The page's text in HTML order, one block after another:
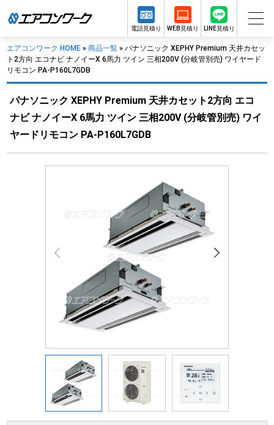
電話見積り WEB見積り LINE見積り
エアコンワーク HOME » 商品一覧 » パナソニック XEPHY Premium 天井カセッ
ト2方向 エコナビ ナノイーX 6馬力 ツイン 三相200V (分岐管別売) ワイヤード
リモコン PA-P160L7GDB
パナソニック XEPHY Premium 天井カセット2方向 エコ
ナビ ナノイーX 6馬力 ツイン 三相200V (分岐管別売) ワイ
ヤードリモコン PA-P160L7GDB